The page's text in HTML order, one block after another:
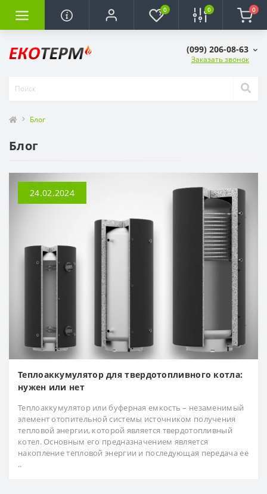
0 0 0
(099) 206-08-63
Заказать звонок
Блог
Блог
24.02.2024
Теплоаккумулятор для твердотопливного котла:
нужен или нет
Теплоаккумулятор или буферная емкость – незаменимый
элемент отопительной системы источником получения
тепловой энергии, которой является твердотопливный
котел. Основным его предназначением является
накопление тепловой энергии и последующая передача ее
..